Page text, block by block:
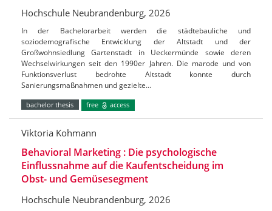
Hochschule Neubrandenburg, 2026
In der Bachelorarbeit werden die städtebauliche und
soziodemografische Entwicklung der Altstadt und der
Großwohnsiedlung Gartenstadt in Ueckermünde sowie deren
Wechselwirkungen seit den 1990er Jahren. Die marode und von
Funktionsverlust bedrohte Altstadt konnte durch
Sanierungsmaßnahmen und gezielte…
bachelor thesis free access
Viktoria Kohmann
Behavioral Marketing : Die psychologische
Einflussnahme auf die Kaufentscheidung im
Obst- und Gemüsesegment
Hochschule Neubrandenburg, 2026